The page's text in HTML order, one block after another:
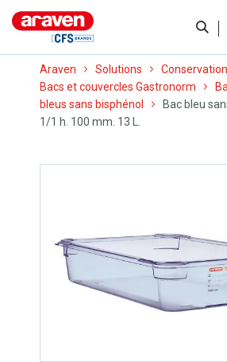
Araven Solutions
Bacs et couvercles Gastronorm
bleus sans bisphénol
Bac bleu
1/1 h. 100 mm. 13 L.